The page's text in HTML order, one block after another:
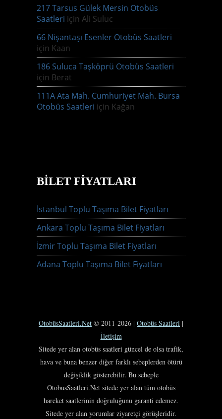
217 Tarsus Gülek Mersin Otobüs
Saatleri için Ali Suluc
66 Nişantaşı Esenler Otobüs Saatleri
için Kaan
186 Suluca Taşköprü Otobüs Saatleri
için Berat
111A Ata Mah. Cumhuriyet Mah. Bursa
Otobüs Saatleri için Kağan
BILET FIYATLARI
İstanbul Toplu Taşıma Bilet Fiyatları
Ankara Toplu Taşıma Bilet Fiyatları
İzmir Toplu Taşıma Bilet Fiyatları
Adana Toplu Taşıma Bilet Fiyatları
OtobüsSaatleri.Net © 2011-2026 | Otobüs Saatleri |
İletişim
Sitede yer alan otobüs saatleri güncel de olsa trafik,
hava ve buna benzer diğer farklı sebeplerden ötürü
değişiklik gösterebilir. Bu sebeple
OtobusSaatleri.Net sitede yer alan tüm otobüs
hareket saatlerinin doğruluğunu garanti edemez.
Sitede yer alan yorumlar ziyaretçi görüşleridir.